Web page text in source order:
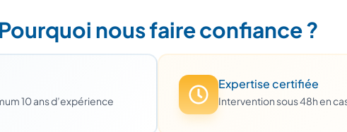
Pourquoi nous faire confiance ?
10 ans d’expérience
Expertise certifiée
Intervention sous 48h en